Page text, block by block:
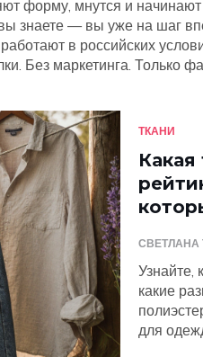
форму, мнутся и
вы знаете — вы уже на шаг
в российских
Без маркетинга. Только
ТКАНИ
Какая
СВЕТЛАНА
Узнайте,
какие
для